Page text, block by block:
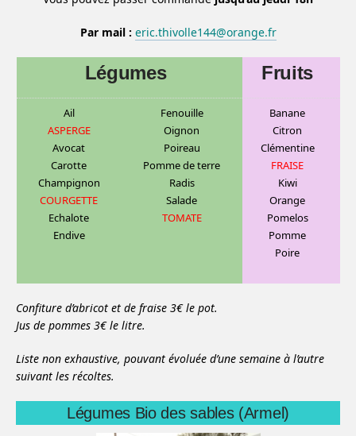
Par mail : eric.thivolle144@orange.fr
Légumes Fruits
Ail
ASPERGE
Avocat
Carotte
Champignon
COURGETTE
Echalote
Endive
Fenouille
Oignon
Poireau
Pomme de terre
Radis
Salade
TOMATE
Banane
Citron
Clémentine
FRAISE
Kiwi
Orange
Pomelos
Pomme
Poire
Confiture d’abricot et de fraise 3€ le pot.
Jus de pommes 3€ le litre.
Liste non exhaustive, pouvant évoluée d’une semaine à l’autre
suivant les récoltes.
Légumes Bio des sables (Armel)